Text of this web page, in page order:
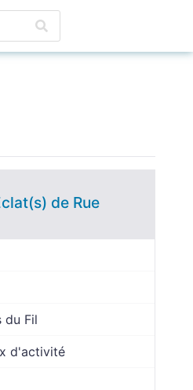
de Rue
du Fil
d'activité